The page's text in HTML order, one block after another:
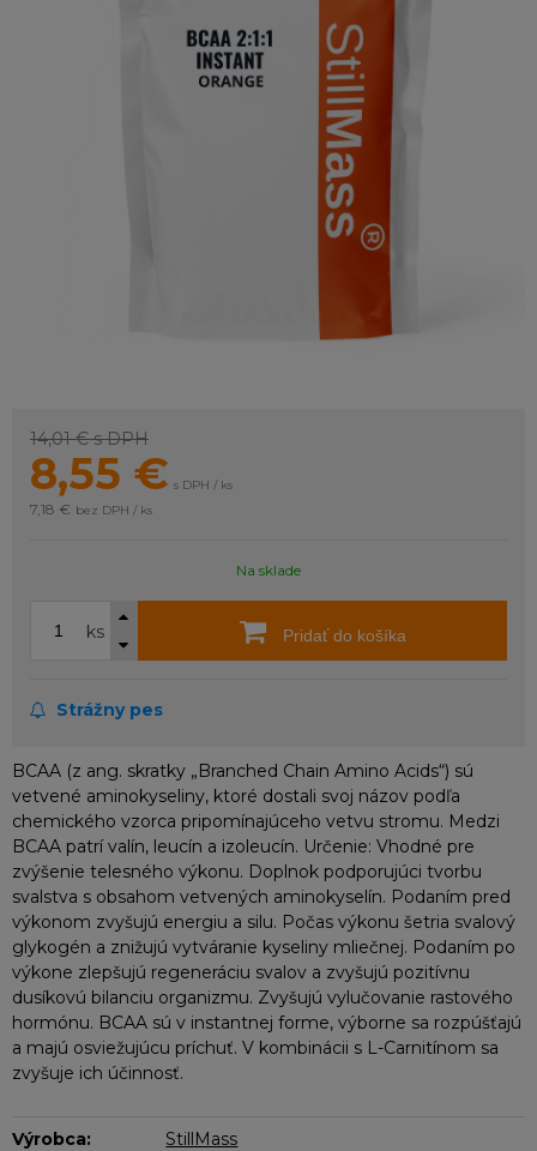
14,01 €s DPH
8,55 € s DPH / ks
7,18 € bez DPH / ks
Na sklade
ks Pridať do košíka
Strážny pes
BCAA (z ang. skratky „Branched Chain Amino Acids“) sú
vetvené aminokyseliny, ktoré dostali svoj názov podľa
chemického vzorca pripomínajúceho vetvu stromu. Medzi
BCAA patrí valín, leucín a izoleucín. Určenie: Vhodné pre
zvýšenie telesného výkonu. Doplnok podporujúci tvorbu
svalstva s obsahom vetvených aminokyselín. Podaním pred
výkonom zvyšujú energiu a silu. Počas výkonu šetria svalový
glykogén a znižujú vytváranie kyseliny mliečnej. Podaním po
výkone zlepšujú regeneráciu svalov a zvyšujú pozitívnu
dusíkovú bilanciu organizmu. Zvyšujú vylučovanie rastového
hormónu. BCAA sú v instantnej forme, výborne sa rozpúšťajú
a majú osviežujúcu príchuť. V kombinácii s L-Carnitínom sa
zvyšuje ich účinnosť.
Výrobca: StillMass